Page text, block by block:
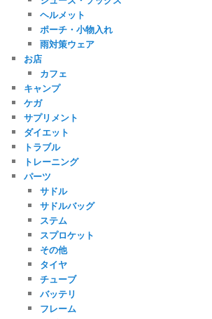
ヘルメット
ポーチ・小物入れ
雨対策ウェア
お店
カフェ
キャンプ
ケガ
サプリメント
ダイエット
トラブル
トレーニング
パーツ
サドル
サドルバッグ
ステム
スプロケット
その他
タイヤ
チューブ
バッテリ
フレーム